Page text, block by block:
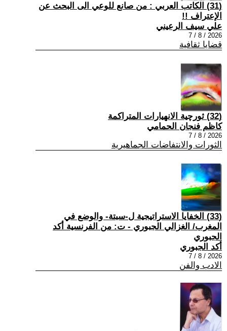
(31) الكاتب العربي : من صانع للوعي الى البحث عن
الإعتراف !!
علي سيف الرعيني
2026 / 8 / 7
قضايا ثقافية
(32) ثورچية الانهيارات المتراكمة
كاظم فنجان الحمامي
2026 / 8 / 7
الثورات والانتفاضات الجماهيرية
(33) الخفايا الاستراتيجية ل-سبتة- والوضع في
المغرب/ الغزالي الجبوري - ت: من الفرنسية أكد
الجبوري
أكد الجبوري
2026 / 8 / 7
الادب والفن